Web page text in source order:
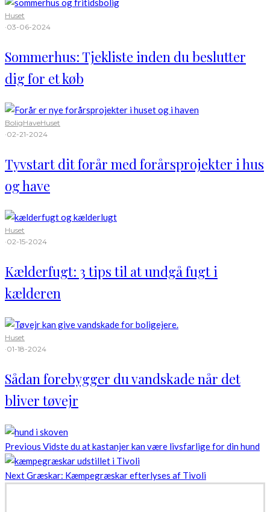
Huset
·03-06-2024
Sommerhus: Tjekliste inden du beslutter
dig for et køb
BoligHaveHuset
·02-21-2024
Tyvstart dit forår med forårsprojekter i hus
og have
Huset
·02-15-2024
Kælderfugt: 3 tips til at undgå fugt i
kælderen
Huset
·01-18-2024
Sådan forebygger du vandskade når det
bliver tøvejr
Previous Vidste du at kastanjer kan være livsfarlige for din hund
NextGræskar: Kæmpegræskar efterlyses af Tivoli